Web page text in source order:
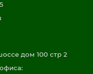
дом 100 стр 2